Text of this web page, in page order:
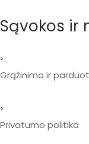
Sąvokos ir
◦
Grąžinimo ir
◦
Privatumo politika